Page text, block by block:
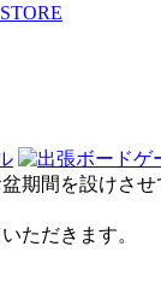
期間を設けさせ
ただきます。